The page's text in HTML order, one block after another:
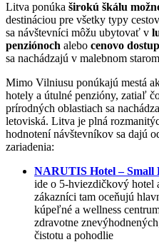
Litva ponúka širokú škálu
destináciou pre všetky typy
sa návštevníci môžu ubytovať v
penziónoch alebo cenovo
sa nachádzajú v malebnom
Mimo Vilniusu ponúkajú mestá
hotely a útulné penzióny, zatiaľ
prírodných oblastiach sa
letoviská. Litva je plná
hodnotení návštevníkov sa dajú
zariadenia:
NARUTIS Hotel – Small
ide o 5-hviezdičkový hotel
zákazníci tam oceňujú
kúpeľné a wellness
zdravotne
čistotu a pohodlie